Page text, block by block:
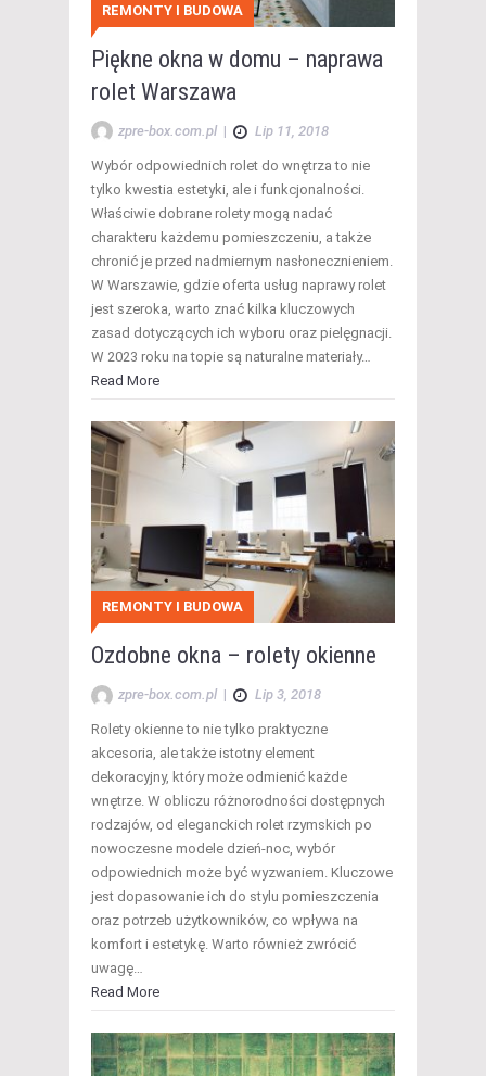
REMONTY I BUDOWA
Piękne okna w domu – naprawa
rolet Warszawa
zpre-box.com.pl | Lip 11, 2018
Wybór odpowiednich rolet do wnętrza to nie
tylko kwestia estetyki, ale i funkcjonalności.
Właściwie dobrane rolety mogą nadać
charakteru każdemu pomieszczeniu, a także
chronić je przed nadmiernym nasłonecznieniem.
W Warszawie, gdzie oferta usług naprawy rolet
jest szeroka, warto znać kilka kluczowych
zasad dotyczących ich wyboru oraz pielęgnacji.
W 2023 roku na topie są naturalne materiały…
Read More
REMONTY I BUDOWA
Ozdobne okna – rolety okienne
zpre-box.com.pl | Lip 3, 2018
Rolety okienne to nie tylko praktyczne
akcesoria, ale także istotny element
dekoracyjny, który może odmienić każde
wnętrze. W obliczu różnorodności dostępnych
rodzajów, od eleganckich rolet rzymskich po
nowoczesne modele dzień-noc, wybór
odpowiednich może być wyzwaniem. Kluczowe
jest dopasowanie ich do stylu pomieszczenia
oraz potrzeb użytkowników, co wpływa na
komfort i estetykę. Warto również zwrócić
uwagę…
Read More